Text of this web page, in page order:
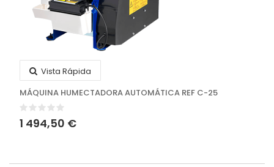
Vista Rápida
MÁQUINA HUMECTADORA AUTOMÁTICA REF C-25
1 494,50 €